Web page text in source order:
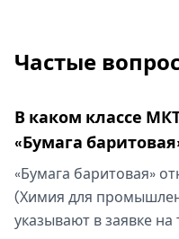
Частые
В каком классе
«Бумага
«Бумага баритовая»
(Химия для
указывают в заявке